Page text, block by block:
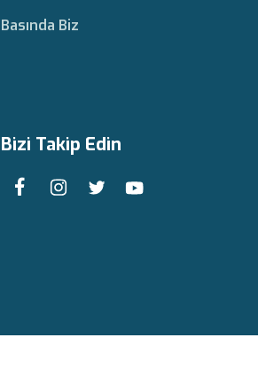
Basında Biz
Bizi Takip Edin